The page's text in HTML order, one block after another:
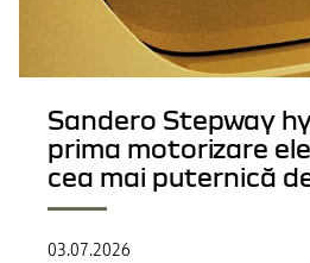
Sandero Stepway
prima motorizare
cea mai puternică
03.07.2026